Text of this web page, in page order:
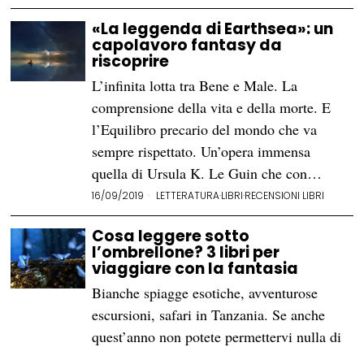
«La leggenda di Earthsea»: un
capolavoro fantasy da
riscoprire
L’infinita lotta tra Bene e Male. La
comprensione della vita e della morte. E
l’Equilibro precario del mondo che va
sempre rispettato. Un’opera immensa
quella di Ursula K. Le Guin che con…
16/09/2019 LETTERATURA·LIBRI·RECENSIONI LIBRI
Cosa leggere sotto
l’ombrellone? 3 libri per
viaggiare con la fantasia
Bianche spiagge esotiche, avventurose
escursioni, safari in Tanzania. Se anche
quest’anno non potete permettervi nulla di